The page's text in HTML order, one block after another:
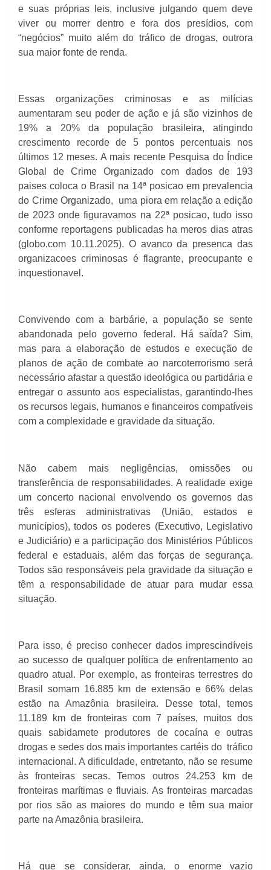
e suas próprias leis, inclusive julgando quem deve
viver ou morrer dentro e fora dos presídios, com
“negócios” muito além do tráfico de drogas, outrora
sua maior fonte de renda.
Essas organizações criminosas e as milícias
aumentaram seu poder de ação e já são vizinhos de
19% a 20% da população brasileira, atingindo
crescimento recorde de 5 pontos percentuais nos
últimos 12 meses. A mais recente Pesquisa do Índice
Global de Crime Organizado com dados de 193
paises coloca o Brasil na 14ª posicao em prevalencia
do Crime Organizado, uma piora em relação a edição
de 2023 onde figuravamos na 22ª posicao, tudo isso
conforme reportagens publicadas ha meros dias atras
(globo.com 10.11.2025). O avanco da presenca das
organizacoes criminosas é flagrante, preocupante e
inquestionavel.
Convivendo com a barbárie, a população se sente
abandonada pelo governo federal. Há saída? Sim,
mas para a elaboração de estudos e execução de
planos de ação de combate ao narcoterrorismo será
necessário afastar a questão ideológica ou partidária e
entregar o assunto aos especialistas, garantindo-lhes
os recursos legais, humanos e financeiros compatíveis
com a complexidade e gravidade da situação.
Não cabem mais negligências, omissões ou
transferência de responsabilidades. A realidade exige
um concerto nacional envolvendo os governos das
três esferas administrativas (União, estados e
municípios), todos os poderes (Executivo, Legislativo
e Judiciário) e a participação dos Ministérios Públicos
federal e estaduais, além das forças de segurança.
Todos são responsáveis pela gravidade da situação e
têm a responsabilidade de atuar para mudar essa
situação.
Para isso, é preciso conhecer dados imprescindíveis
ao sucesso de qualquer política de enfrentamento ao
quadro atual. Por exemplo, as fronteiras terrestres do
Brasil somam 16.885 km de extensão e 66% delas
estão na Amazônia brasileira. Desse total, temos
11.189 km de fronteiras com 7 países, muitos dos
quais sabidamete produtores de cocaína e outras
drogas e sedes dos mais importantes cartéis do tráfico
internacional. A dificuldade, entretanto, não se resume
às fronteiras secas. Temos outros 24.253 km de
fronteiras marítimas e fluviais. As fronteiras marcadas
por rios são as maiores do mundo e têm sua maior
parte na Amazônia brasileira.
Há que se considerar, ainda, o enorme vazio